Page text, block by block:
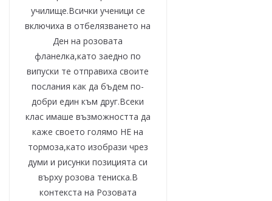
училище.Всички ученици се
включиха в отбелязването на
Ден на розовата
фланелка,като заедно по
випуски те отправиха своите
послания как да бъдем по-
добри един към друг.Всеки
клас имаше възможността да
каже своето голямо НЕ на
тормоза,като изобрази чрез
думи и рисунки позицията си
върху розова тениска.В
контекста на Розовата